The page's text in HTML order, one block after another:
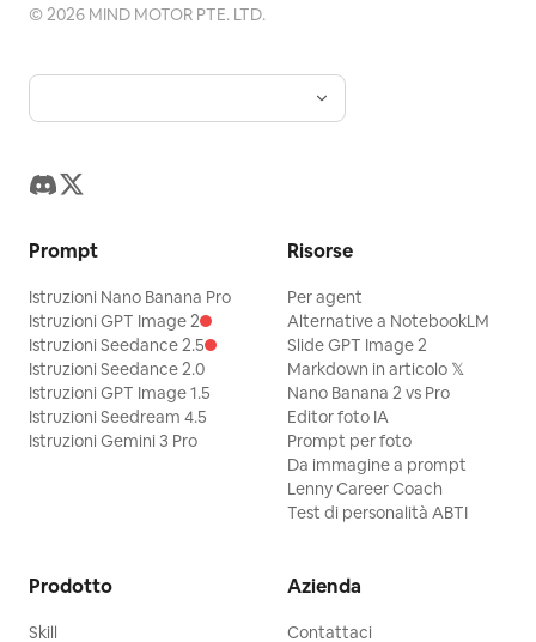
©2026 MIND MOTOR PTE. LTD.
Prompt
Istruzioni Nano Banana Pro
Istruzioni GPT Image 2
Istruzioni Seedance 2.5
Istruzioni Seedance 2.0
Istruzioni GPT Image 1.5
Istruzioni Seedream 4.5
Istruzioni Gemini 3 Pro
Risorse
Per agent
Alternative a NotebookLM
Slide GPT Image 2
Markdown in articolo 𝕏
Nano Banana 2 vs Pro
Editor foto IA
Prompt per foto
Da immagine a prompt
Lenny Career Coach
Test di personalità ABTI
Prodotto
Skill
Azienda
Contattaci